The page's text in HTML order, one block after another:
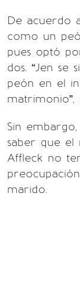
De acuerdo
como un
pues optó
dos. “Jen se
peón en el
Sin
saber que
Affleck no
marido.